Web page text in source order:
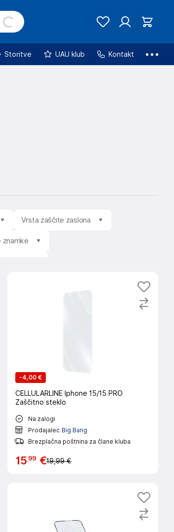
Storitve UAU klub Kontakt
Vrsta zaščite zaslona
znamke
-4,00 €
CELLULARLINE Iphone 15/15 PRO
Zaščitno steklo
Na zalogi
Prodajalec Big Bang
Brezplačna poštnina za člane kluba
15 99 €19,99 €